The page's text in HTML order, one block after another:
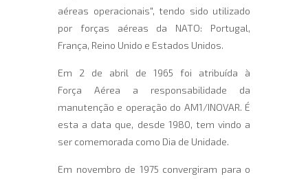
aéreas operacionais", tendo sido utilizado
por forças aéreas da NATO: Portugal,
França, Reino Unido e Estados Unidos.
Em 2 de abril de 1965 foi atribuída à
Força Aérea a responsabilidade da
manutenção e operação do AM1/INOVAR. É
esta a data que, desde 1980, tem vindo a
ser comemorada como Dia de Unidade.
Em novembro de 1975 convergiram para o